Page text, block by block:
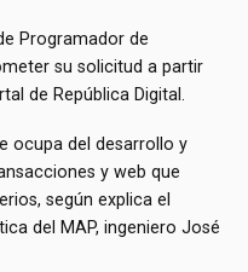
Programador de
su solicitud a partir
de República Digital.
ocupa del desarrollo y
y web que
según explica el
del MAP, ingeniero José